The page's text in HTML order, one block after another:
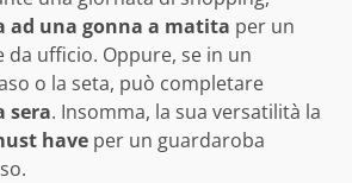
ad una gonna a matita per un
ufficio. Oppure, se in un
o la seta, può completare
sera. Insomma, la sua versatilità la
have per un guardaroba